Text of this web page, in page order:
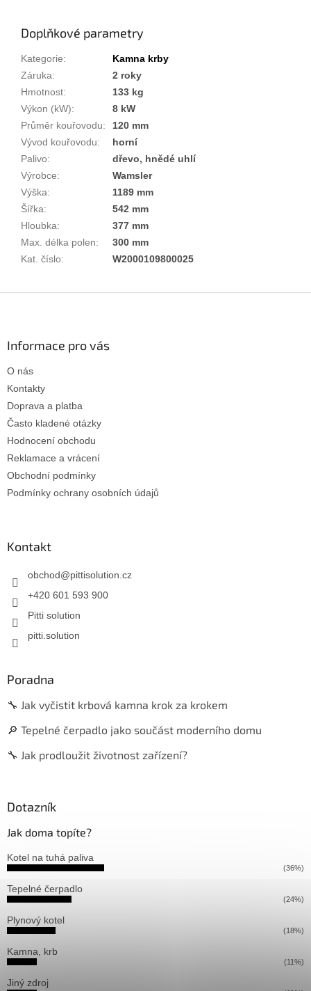
Doplňkové parametry
Kategorie:
Kamna krby
Záruka:
2 roky
Hmotnost:
133 kg
Výkon (kW):
8 kW
Průměr kouřovodu:
120 mm
Vývod kouřovodu:
horní
Palivo:
dřevo, hnědé uhlí
Výrobce:
Wamsler
Výška:
1189 mm
Šířka:
542 mm
Hloubka:
377 mm
Max. délka polen:
300 mm
Kat. číslo: W2000109800025
Informace pro vás
O nás
Kontakty
Doprava a platba
Často kladené otázky
Hodnocení obchodu
Reklamace a vrácení
Obchodní podmínky
Podmínky ochrany osobních údajů
Kontakt
obchod@pittisolution.cz
+420 601 593 900
Pitti solution
pitti.solution
Poradna
🔧 Jak vyčistit krbová kamna krok za krokem
🔎 Tepelné čerpadlo jako součást moderního domu
🔧 Jak prodloužit životnost zařízení?
Dotazník
Jak doma topíte?
Kotel na tuhá paliva
(36%)
Tepelné čerpadlo
(24%)
Plynový kotel
(18%)
Kamna, krb
(11%)
Jiný zdroj